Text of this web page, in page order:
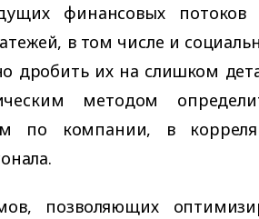
финансовых потоков
в том числе и
дробить их на слишком
методом
по компании, в
позволяющих